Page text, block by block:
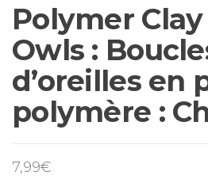
Polymer
Owls :
d’oreilles en
polymère :
7,99€